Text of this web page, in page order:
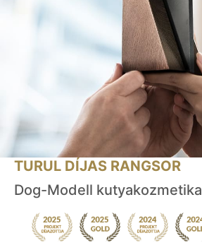
TURUL DÍJAS RANGSOR
Dog-Modell kutyakozmetika